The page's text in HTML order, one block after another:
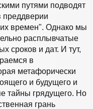
путями подводят
преддверии
времен". Однако мы
расплывчатые
сроков и дат. И тут,
в
метафорически
и будущего и
тайны грядущего. Но
грань